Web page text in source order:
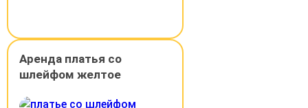
Аренда платья со
шлейфом желтое